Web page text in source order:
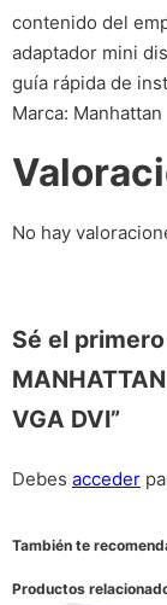
contenido del
adaptador mini
guía rápida de
Marca: Manhattan
No hay
Sé el primero
VGA DVI”
Debes acceder
También te
Productos